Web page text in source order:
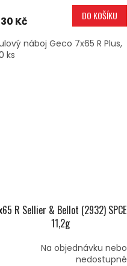
Kč DO KOŠÍKU
náboj Geco 7x65 R Plus,
ks
R Sellier & Bellot (2932) SPCE
11,2g
Na objednávku nebo
nedostupné